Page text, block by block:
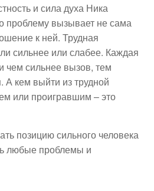
и сила духа Ника
проблему вызывает не сама
к ней. Трудная
сильнее или слабее. Каждая
чем сильнее вызов, тем
кем выйти из трудной
или проигравшим – это
позицию сильного человека
любые проблемы и